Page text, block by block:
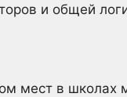
и общей
мест в школах